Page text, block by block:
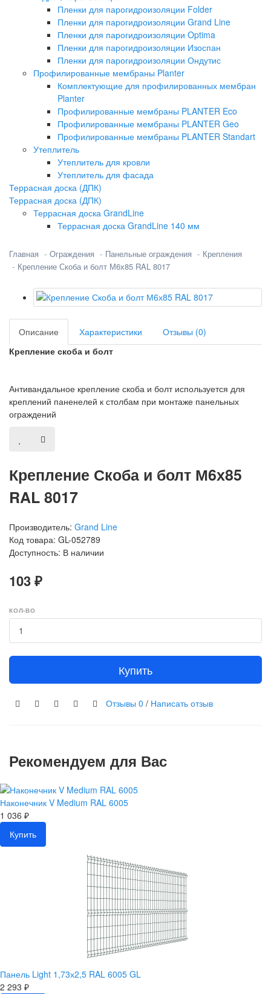
Пленки для парогидроизоляции Folder
Пленки для парогидроизоляции Grand Line
Пленки для парогидроизоляции Optima
Пленки для парогидроизоляции Изоспан
Пленки для парогидроизоляции Ондутис
Профилированные мембраны Planter
Комплектующие для профилированных мембран
Planter
Профилированные мембраны PLANTER Eco
Профилированные мембраны PLANTER Geo
Профилированные мембраны PLANTER Standart
Утеплитель
Утеплитель для кровли
Утеплитель для фасада
Террасная доска (ДПК)
Террасная доска (ДПК)
Террасная доска GrandLine
Террасная доска GrandLine 140 мм
Главная Ограждения Панельные ограждения
Крепления
Крепление Скоба и болт М6х85 RAL 8017
Описание Характеристики
Отзывы (0)
Крепление скоба и болт
Антивандальное крепление скоба и болт используется для
креплений паненелей к столбам при монтаже панельных
ограждений
Крепление Скоба и болт М6х85
RAL 8017
Производитель: Grand Line
Код товара: GL-052789
Доступность: В наличии
103 ₽
КОЛ-ВО
Купить
Отзывы 0 / Написать отзыв
Рекомендуем для Вас
Наконечник V Medium RAL 6005
1 036 ₽
Купить
Панель Light 1,73х2,5 RAL 6005 GL
2 293 ₽